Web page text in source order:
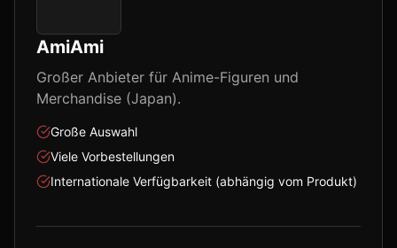
AmiAmi
Großer Anbieter für Anime-Figuren und
Merchandise (Japan).
Große Auswahl
Viele Vorbestellungen
Internationale Verfügbarkeit (abhängig vom Produkt)